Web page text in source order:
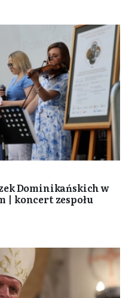
Dominikańskich w
koncert zespołu